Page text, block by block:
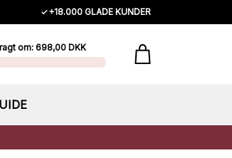
✓+18.000 GLADE KUNDER
om: 698,00 DKK